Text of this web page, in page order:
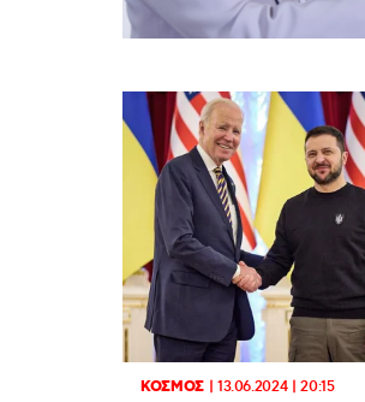
ΚΟΣΜΟΣ| 13.06.2024 | 20:15